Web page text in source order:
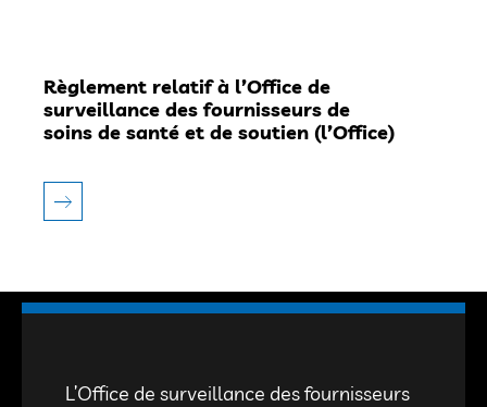
Règlement relatif à l’Office de
surveillance des fournisseurs de
soins de santé et de soutien (l’Office)
L’Office de surveillance des fournisseurs